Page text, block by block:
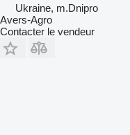
Ukraine, m.Dnipro
Avers-Agro
Contacter le vendeur